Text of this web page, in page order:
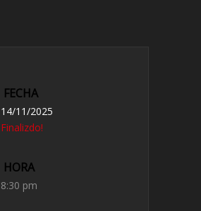
FECHA
14/11/2025
Finalizdo!
HORA
8:30 pm